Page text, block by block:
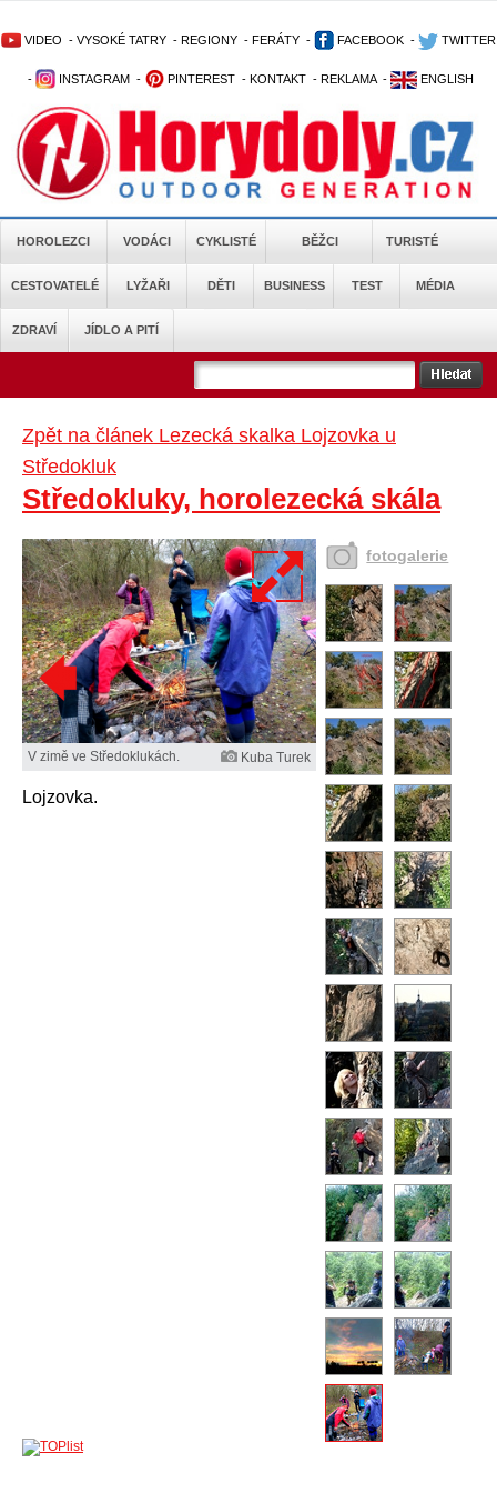
VIDEO - VYSOKÉ TATRY - REGIONY - FERÁTY - FACEBOOK - TWITTER
- INSTAGRAM - PINTEREST - KONTAKT - REKLAMA - ENGLISH
HOROLEZCI VODÁCI CYKLISTÉ BĚŽCI TURISTÉ
CESTOVATELÉ LYŽAŘI DĚTI BUSINESS TEST MÉDIA
ZDRAVÍ JÍDLO A PITÍ
Zpět na článek Lezecká skalka Lojzovka u
Středokluk
Středokluky, horolezecká skála
V zimě ve Středoklukách. Kuba Turek
Lojzovka.
fotogalerie